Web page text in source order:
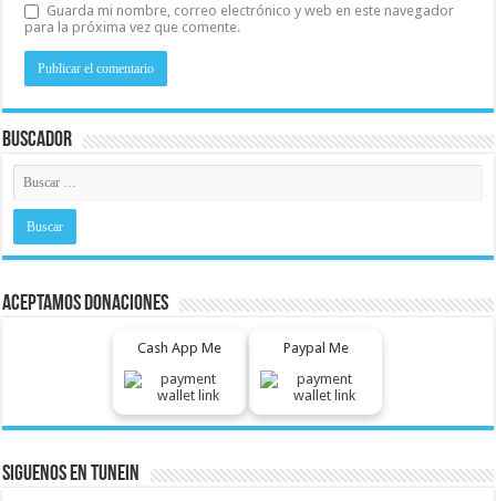
Guarda mi nombre, correo electrónico y web en este navegador
para la próxima vez que comente.
Buscador
Aceptamos Donaciones
Cash App Me Paypal Me
Siguenos En Tunein